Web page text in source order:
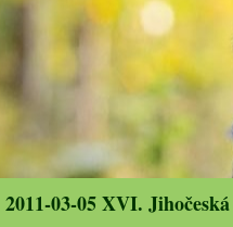
2011-03-05 XVI.